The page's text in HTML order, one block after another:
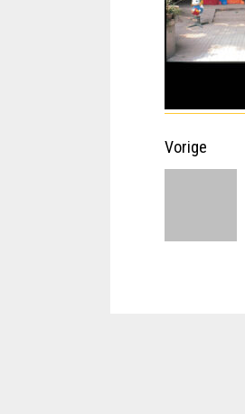
Doorgaan
Vorige